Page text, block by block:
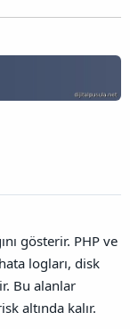
gösterir. PHP ve
logları, disk
Bu alanlar
altında kalır.